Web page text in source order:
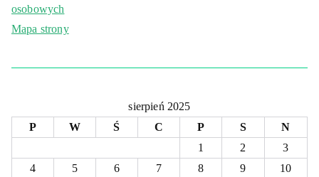
osobowych
Mapa strony
sierpień 2025
P
W Ś C P S
N
1
2
3
4
5 6 7 8 9
10